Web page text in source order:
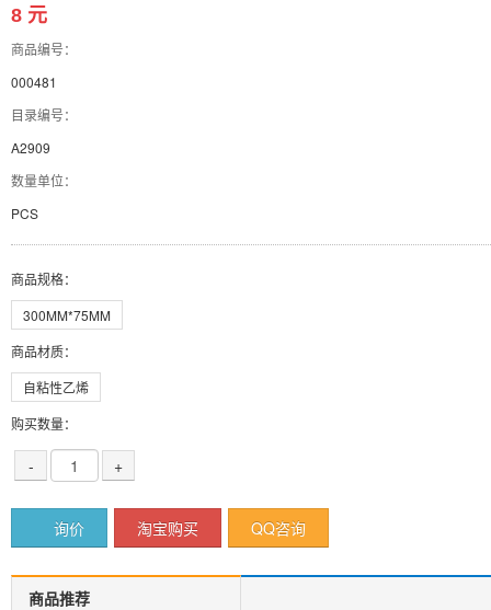
8 元
商品编号：
000481
目录编号：
A2909
数量单位：
PCS
商品规格：
300MM*75MM
商品材质：
自粘性乙烯
购买数量：
- +
询价 淘宝购买 QQ咨询
商品推荐